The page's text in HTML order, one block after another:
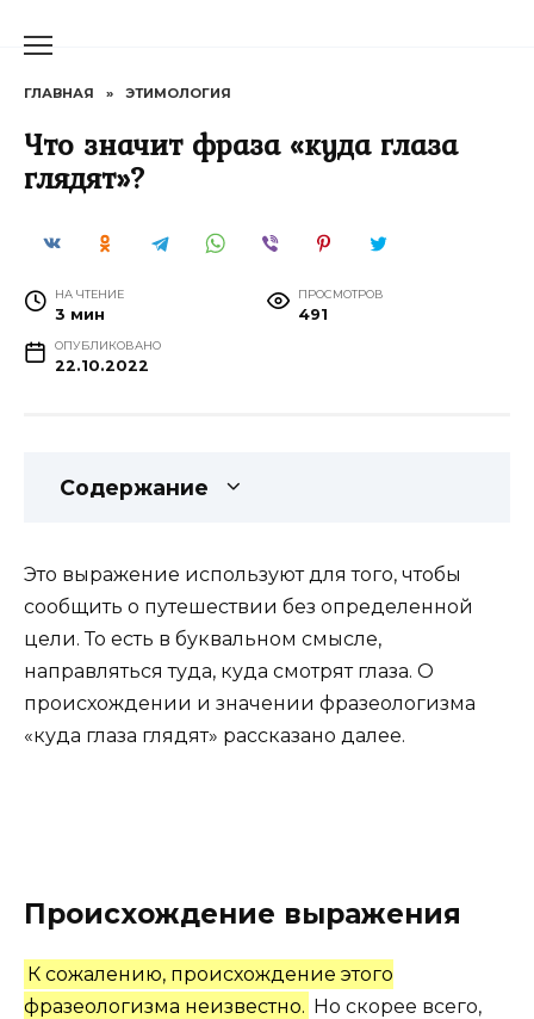
ГЛАВНАЯ » ЭТИМОЛОГИЯ
Что значит фраза «куда глаза
глядят»?
НА ЧТЕНИЕ
3 мин
ПРОСМОТРОВ
491
ОПУБЛИКОВАНО
22.10.2022
Содержание
Это выражение используют для того, чтобы
сообщить о путешествии без определенной
цели. То есть в буквальном смысле,
направляться туда, куда смотрят глаза. О
происхождении и значении фразеологизма
«куда глаза глядят» рассказано далее.
Происхождение выражения
К сожалению, происхождение этого
фразеологизма неизвестно. Но скорее всего,